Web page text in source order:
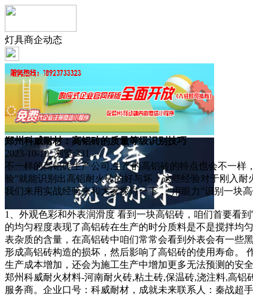
灯具商企动态
郑州科威耐材：高铝砖的质量等级识别技巧
2023-10-10 浏览:331
不一样的高铝砖生产公司,生产的高铝砖的特点也会不一
验”就能识别出高铝耐火砖的好与坏，这些经验对于刚入
我们来用实战经验来和大家探讨一下，“用眼力”识别一块高
1、外观色彩和外表润滑度 看到一块高铝砖，咱们首要看
的均匀程度表现了高铝砖在生产的时分质料是不是搅拌均
表杂质的含量，在高铝砖中咱们常常会看到外表会有一些
形成高铝砖构造的损坏，然后影响了高铝砖的使用寿命。
生产成本增加，还会为施工生产中增加更多无法预测的安
郑州科威耐火材料-河南耐火砖,粘土砖,保温砖,浇注料,高
服务商。企业口号：科威耐材，成就未来联系人：秦战